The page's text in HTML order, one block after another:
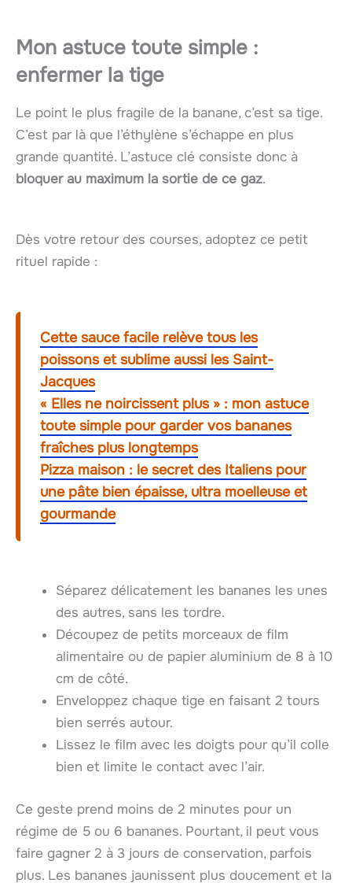
Mon astuce toute simple :
enfermer la tige
Le point le plus fragile de la banane, c’est sa tige.
C’est par là que l’éthylène s’échappe en plus
grande quantité. L’astuce clé consiste donc à
bloquer au maximum la sortie de ce gaz.
Dès votre retour des courses, adoptez ce petit
rituel rapide :
Cette sauce facile relève tous les
poissons et sublime aussi les Saint-
Jacques
« Elles ne noircissent plus » : mon astuce
toute simple pour garder vos bananes
fraîches plus longtemps
Pizza maison : le secret des Italiens pour
une pâte bien épaisse, ultra moelleuse et
gourmande
Séparez délicatement les bananes les unes
des autres, sans les tordre.
Découpez de petits morceaux de film
alimentaire ou de papier aluminium de 8 à 10
cm de côté.
Enveloppez chaque tige en faisant 2 tours
bien serrés autour.
Lissez le film avec les doigts pour qu’il colle
bien et limite le contact avec l’air.
Ce geste prend moins de 2 minutes pour un
régime de 5 ou 6 bananes. Pourtant, il peut vous
faire gagner 2 à 3 jours de conservation, parfois
plus. Les bananes jaunissent plus doucement et la